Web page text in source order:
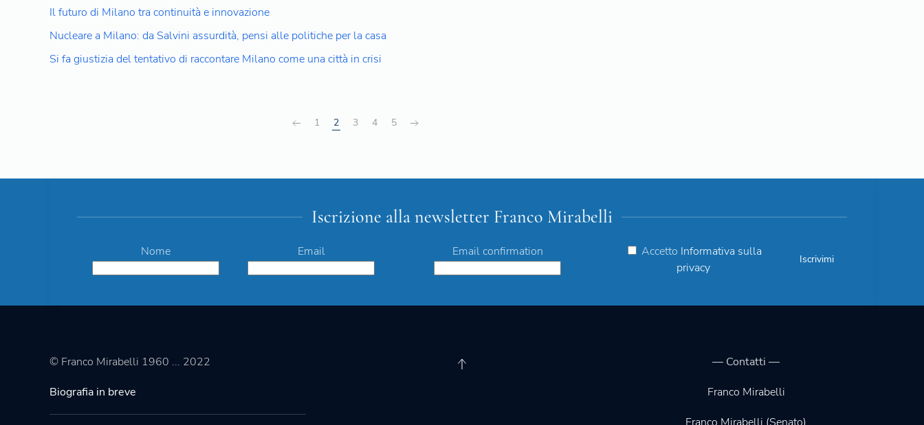
Il futuro di Milano tra continuità e innovazione
Nucleare a Milano: da Salvini assurdità, pensi alle politiche per la casa
Si fa giustizia del tentativo di raccontare Milano come una città in crisi
1 2 3 4 5
Iscrizione alla newsletter Franco Mirabelli
Nome Email Email confirmation Accetto Informativa sulla
privacy
© Franco Mirabelli 1960 ... 2022
Biografia in breve
— Contatti —
Franco Mirabelli